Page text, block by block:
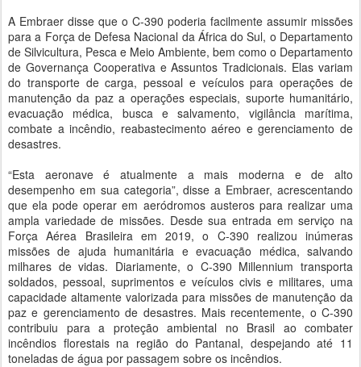
A Embraer disse que o C-390 poderia facilmente assumir missões
para a Força de Defesa Nacional da África do Sul, o Departamento
de Silvicultura, Pesca e Meio Ambiente, bem como o Departamento
de Governança Cooperativa e Assuntos Tradicionais. Elas variam
do transporte de carga, pessoal e veículos para operações de
manutenção da paz a operações especiais, suporte humanitário,
evacuação médica, busca e salvamento, vigilância marítima,
combate a incêndio, reabastecimento aéreo e gerenciamento de
desastres.
“Esta aeronave é atualmente a mais moderna e de alto
desempenho em sua categoria”, disse a Embraer, acrescentando
que ela pode operar em aeródromos austeros para realizar uma
ampla variedade de missões. Desde sua entrada em serviço na
Força Aérea Brasileira em 2019, o C-390 realizou inúmeras
missões de ajuda humanitária e evacuação médica, salvando
milhares de vidas. Diariamente, o C-390 Millennium transporta
soldados, pessoal, suprimentos e veículos civis e militares, uma
capacidade altamente valorizada para missões de manutenção da
paz e gerenciamento de desastres. Mais recentemente, o C-390
contribuiu para a proteção ambiental no Brasil ao combater
incêndios florestais na região do Pantanal, despejando até 11
toneladas de água por passagem sobre os incêndios.